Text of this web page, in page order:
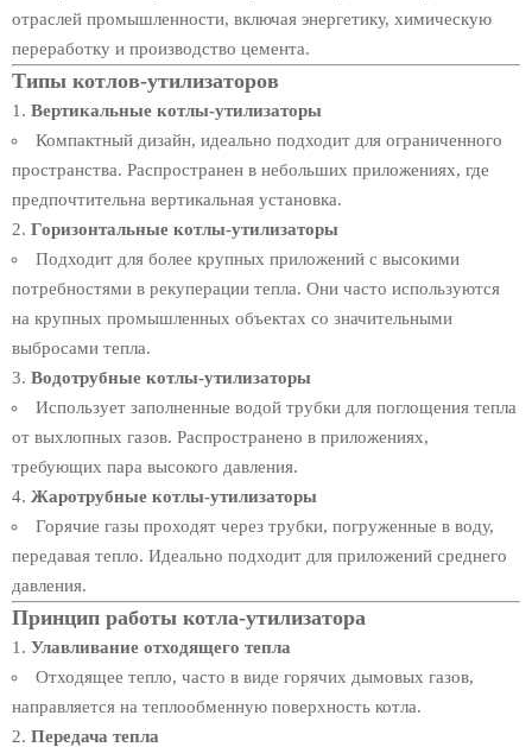
отраслей промышленности, включая энергетику, химическую
переработку и производство цемента.
Типы котлов-утилизаторов
Вертикальные котлы-утилизаторы
Компактный дизайн, идеально подходит для ограниченного
пространства. Распространен в небольших приложениях, где
предпочтительна вертикальная установка.
Горизонтальные котлы-утилизаторы
Подходит для более крупных приложений с высокими
потребностями в рекуперации тепла. Они часто используются
на крупных промышленных объектах со значительными
выбросами тепла.
Водотрубные котлы-утилизаторы
Использует заполненные водой трубки для поглощения тепла
от выхлопных газов. Распространено в приложениях,
требующих пара высокого давления.
Жаротрубные котлы-утилизаторы
Горячие газы проходят через трубки, погруженные в воду,
передавая тепло. Идеально подходит для приложений среднего
давления.
Принцип работы котла-утилизатора
Улавливание отходящего тепла
Отходящее тепло, часто в виде горячих дымовых газов,
направляется на теплообменную поверхность котла.
Передача тепла